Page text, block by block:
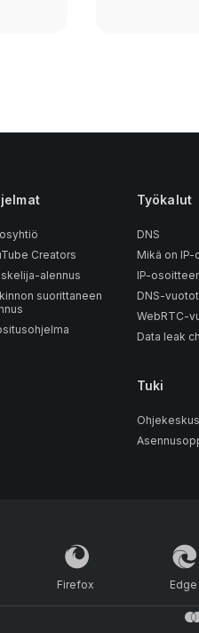
Creators
alennus
suorittaneen
Työkalut
DNS
Mikä on
IP-
DNS-
WebRTC-
Data leak
Tuki
Ohjekeskus
Firefox Edge